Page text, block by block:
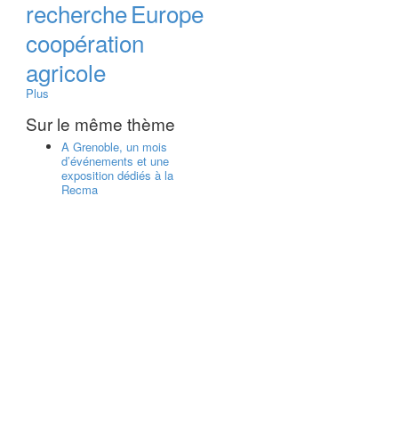
rechercheEurope
coopération
agricole
Plus
Sur le même thème
A Grenoble, un mois
d’événements et une
exposition dédiés à la
Recma